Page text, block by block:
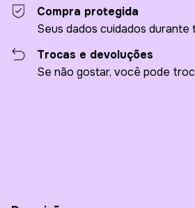
Compra protegida
Seus dados cuidados durante
Trocas e devoluções
Se não gostar, você pode